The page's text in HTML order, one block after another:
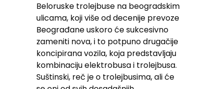
Beloruske trolejbuse na beogradskim
ulicama, koji više od decenije prevoze
Beograđane uskoro će sukcesivno
zameniti nova, i to potpuno drugačije
koncipirana vozila, koja predstavljaju
kombinaciju elektrobusa i trolejbusa.
Suštinski, reč je o trolejbusima, ali će